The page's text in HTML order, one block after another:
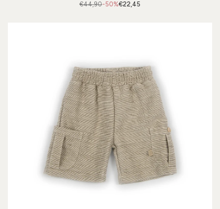
-50%
€44,90 €22,45